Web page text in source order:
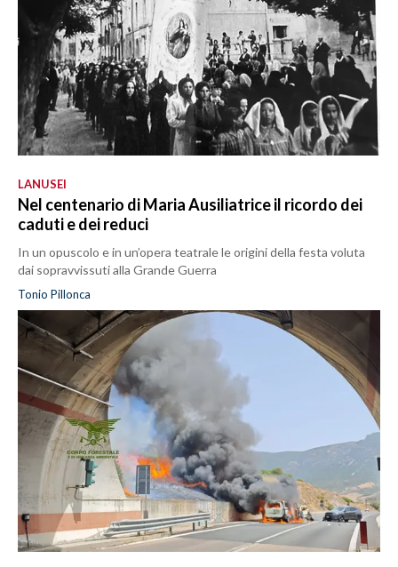
LANUSEI
Nel centenario di Maria Ausiliatrice il ricordo dei
caduti e dei reduci
In un opuscolo e in un’opera teatrale le origini della festa voluta
dai sopravvissuti alla Grande Guerra
Tonio Pillonca